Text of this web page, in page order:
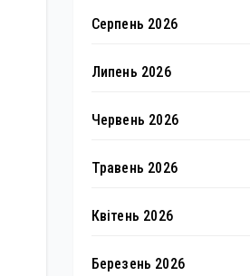
Серпень 2026
Липень 2026
Червень 2026
Травень 2026
Квітень 2026
Березень 2026